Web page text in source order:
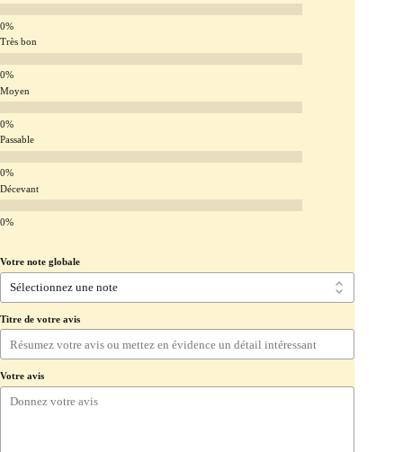
Très bon
Moyen
Passable
Décevant
Votre note globale
Titre de votre avis
Votre avis